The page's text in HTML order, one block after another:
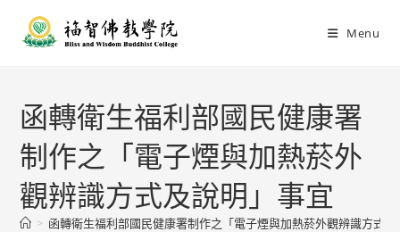
Menu
函轉衛生福利部國民健康署
制作之「電子煙與加熱菸外
觀辨識方式及說明」事宜
> 函轉衛生福利部國民健康署制作之「電子煙與加熱菸外觀辨識方式